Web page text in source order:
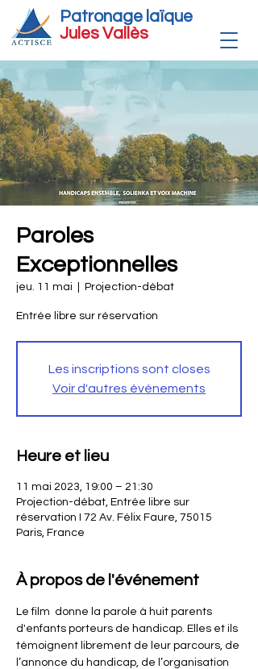
Patronage laïque
Jules Vallès
Paroles
Exceptionnelles
jeu. 11 mai Projection-débat
Entrée libre sur réservation
Les inscriptions sont closes
Voir d'autres événements
Heure et lieu
11 mai 2023, 19:00 – 21:30
Projection-débat, Entrée libre sur
réservation I 72 Av. Félix Faure, 75015
Paris, France
À propos de l'événement
Le film donne la parole à huit parents
d'enfants porteurs de handicap. Elles et ils
témoignent librement de leur parcours, de
l’annonce du handicap, de l’organisation